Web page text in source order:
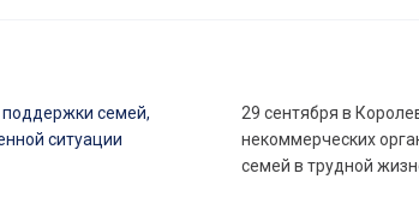
29 сентября в
некоммерческих
семей в трудной